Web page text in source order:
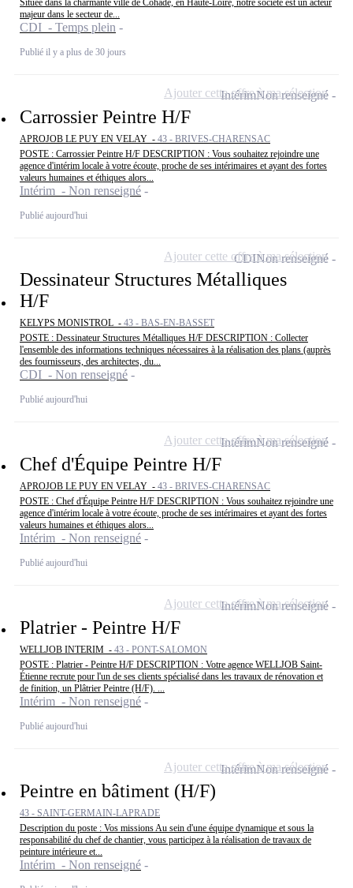
majeur dans le secteur de...
CDI - Temps plein
Publié il y a plus de 30 jours
Carrossier Peintre H/F
APROJOB LE PUY EN VELAY - 43 - BRIVES-CHARENSAC
POSTE : Carrossier Peintre H/F DESCRIPTION : Vous souhaitez rejoindre une
agence d'intérim locale à votre écoute, proche de ses intérimaires et ayant des fortes
valeurs humaines et éthiques alors...
Intérim - Non renseigné
Publié aujourd'hui
IntérimNon renseigné
Ajouter cette offre à ma sélection
Dessinateur Structures Métalliques
H/F
KELYPS MONISTROL - 43 - BAS-EN-BASSET
POSTE : Dessinateur Structures Métalliques H/F DESCRIPTION : Collecter
l'ensemble des informations techniques nécessaires à la réalisation des plans (auprès
des fournisseurs, des architectes, du...
CDI - Non renseigné
Publié aujourd'hui
CDINon renseigné
Ajouter cette offre à ma sélection
Chef d'Équipe Peintre H/F
APROJOB LE PUY EN VELAY - 43 - BRIVES-CHARENSAC
POSTE : Chef d'Équipe Peintre H/F DESCRIPTION : Vous souhaitez rejoindre une
agence d'intérim locale à votre écoute, proche de ses intérimaires et ayant des fortes
valeurs humaines et éthiques alors...
Intérim - Non renseigné
Publié aujourd'hui
IntérimNon renseigné
Ajouter cette offre à ma sélection
Platrier - Peintre H/F
WELLJOB INTERIM - 43 - PONT-SALOMON
POSTE : Platrier - Peintre H/F DESCRIPTION : Votre agence WELLJOB Saint-
Étienne recrute pour l'un de ses clients spécialisé dans les travaux de rénovation et
de finition, un Plâtrier Peintre (H/F). ...
Intérim - Non renseigné
Publié aujourd'hui
IntérimNon renseigné
Ajouter cette offre à ma sélection
Peintre en bâtiment (H/F)
43 - SAINT-GERMAIN-LAPRADE
Description du poste : Vos missions Au sein d'une équipe dynamique et sous la
responsabilité du chef de chantier, vous participez à la réalisation de travaux de
peinture intérieure et...
Intérim - Non renseigné
IntérimNon renseigné
Ajouter cette offre à ma sélection